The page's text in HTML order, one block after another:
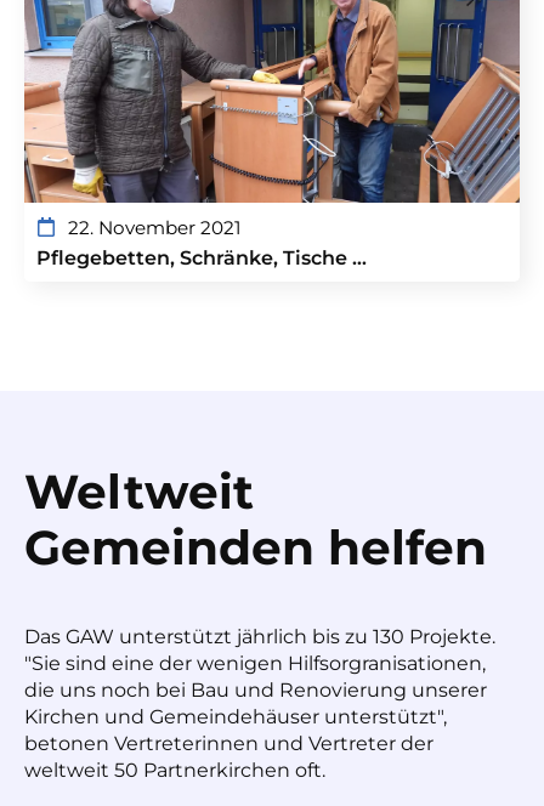
22. November 2021
Pflegebetten, Schränke, Tische …
Weltweit
Gemeinden helfen
Das GAW unterstützt jährlich bis zu 130 Projekte.
"Sie sind eine der wenigen Hilfsorgranisationen,
die uns noch bei Bau und Renovierung unserer
Kirchen und Gemeindehäuser unterstützt",
betonen Vertreterinnen und Vertreter der
weltweit 50 Partnerkirchen oft.